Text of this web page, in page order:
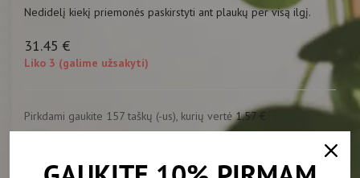
Nedidelį kiekį priemonės paskirstyti ant plaukų per visą ilgį.
31.45 €
Liko 3 (galime užsakyti)
Pirkdami gaukite 157 taškų (-us), kurių vertė1.57€